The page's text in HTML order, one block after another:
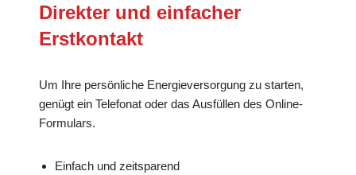
Direkter und einfacher
Erstkontakt
Um Ihre persönliche Energieversorgung zu starten,
genügt ein Telefonat oder das Ausfüllen des Online-
Formulars.
Einfach und zeitsparend